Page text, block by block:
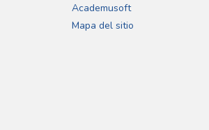
Academusoft
Mapa del sitio